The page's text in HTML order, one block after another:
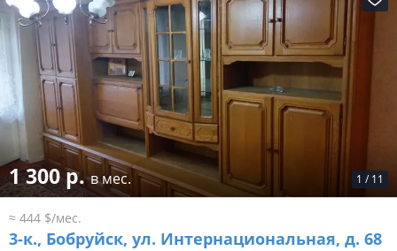
1 / 11
1 300 р.в мес.
≈ 444 $/мес.
3-к., Бобруйск, ул. Интернациональная, д. 68